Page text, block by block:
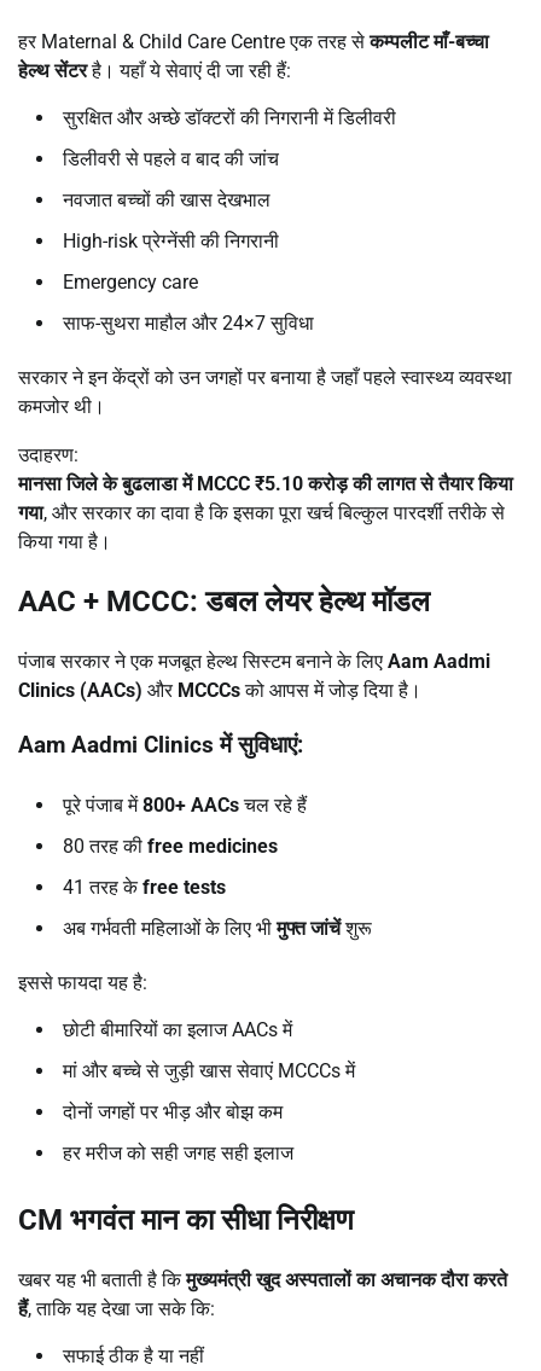
हर Maternal & Child Care Centre एक तरह सेकम्पलीट माँ-बच्चा
हेल्थ सेंटरहै। यहाँ ये सेवाएं दी जा रही हैं:
सुरक्षित और अच्छे डॉक्टरों की निगरानी में डिलीवरी
डिलीवरी से पहले व बाद की जांच
नवजात बच्चों की खास देखभाल
High-risk प्रेग्नेंसी की निगरानी
Emergency care
साफ-सुथरा माहौल और 24×7 सुविधा
सरकार ने इन केंद्रों को उन जगहों पर बनाया है जहाँ पहले स्वास्थ्य व्यवस्था
कमजोर थी।
उदाहरण:
मानसा जिले के बुढलाडा मेंMCCC ₹5.10करोड़ की लागत से तैयार किया
गया, और सरकार का दावा है कि इसका पूरा खर्च बिल्कुल पारदर्शी तरीके से
किया गया है।
AAC + MCCC:डबल लेयर हेल्थ मॉडल
पंजाब सरकार ने एक मजबूत हेल्थ सिस्टम बनाने के लिए Aam Aadmi
Clinics (AACs) और MCCCsको आपस में जोड़ दिया है।
Aam Aadmi Clinicsमें सुविधाएं:
पूरे पंजाब में800+ AACsचल रहे हैं
80 तरह की free medicines
41 तरह केfree tests
अब गर्भवती महिलाओं के लिए भीमुफ्त जांचेंशुरू
इससे फायदा यह है:
छोटी बीमारियों का इलाज AACs में
मां और बच्चे से जुड़ी खास सेवाएं MCCCs में
दोनों जगहों पर भीड़ और बोझ कम
हर मरीज को सही जगह सही इलाज
CM भगवंत मान का सीधा निरीक्षण
खबर यह भी बताती है किमुख्यमंत्री खुद अस्पतालों का अचानक दौरा करते
हैं, ताकि यह देखा जा सके कि:
सफाई ठीक है या नहीं